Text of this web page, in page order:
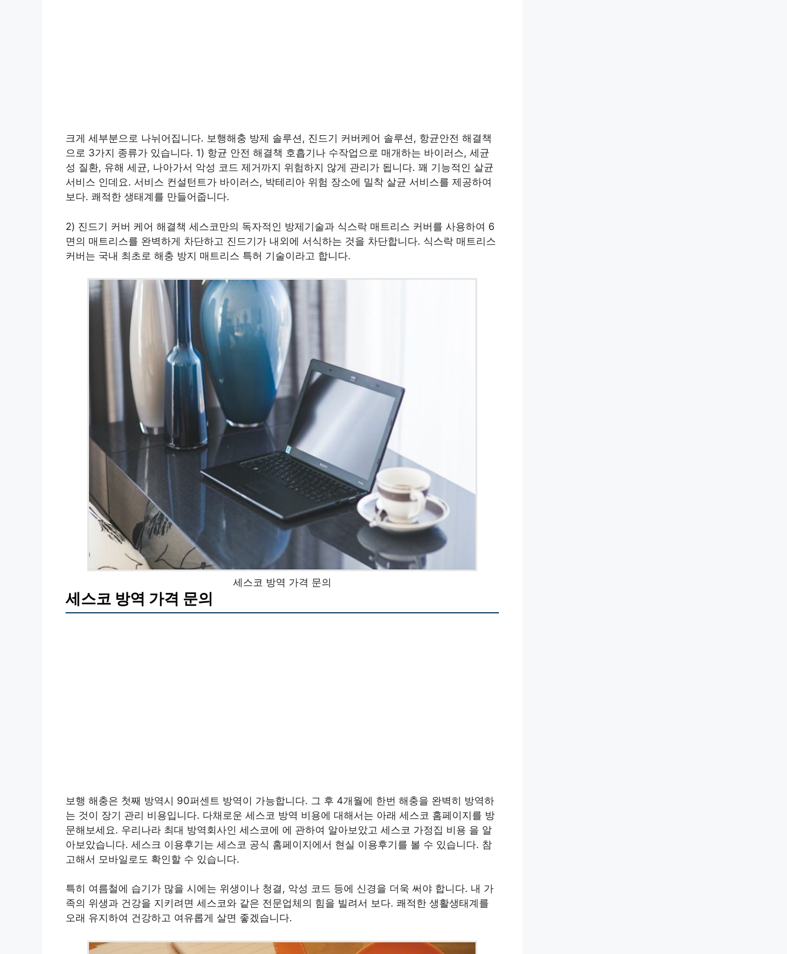
크게 세부분으로 나뉘어집니다. 보행해충 방제 솔루션, 진드기 커버케어 솔루션, 항균안전 해결책
으로 3가지 종류가 있습니다. 1) 항균 안전 해결책 호흡기나 수작업으로 매개하는 바이러스, 세균
성 질환, 유해 세균, 나아가서 악성 코드 제거까지 위험하지 않게 관리가 됩니다. 꽤 기능적인 살균
서비스 인데요. 서비스 컨설턴트가 바이러스, 박테리아 위험 장소에 밀착 살균 서비스를 제공하여
보다. 쾌적한 생태계를 만들어줍니다.
2) 진드기 커버 케어 해결책 세스코만의 독자적인 방제기술과 식스락 매트리스 커버를 사용하여 6
면의 매트리스를 완벽하게 차단하고 진드기가 내외에 서식하는 것을 차단합니다. 식스락 매트리스
커버는 국내 최초로 해충 방지 매트리스 특허 기술이라고 합니다.
세스코 방역 가격 문의
세스코 방역 가격 문의
보행 해충은 첫째 방역시 90퍼센트 방역이 가능합니다. 그 후 4개월에 한번 해충을 완벽히 방역하
는 것이 장기 관리 비용입니다. 다채로운 세스코 방역 비용에 대해서는 아래 세스코 홈페이지를 방
문해보세요. 우리나라 최대 방역회사인 세스코에 에 관하여 알아보았고 세스코 가정집 비용 을 알
아보았습니다. 세스크 이용후기는 세스코 공식 홈페이지에서 현실 이용후기를 볼 수 있습니다. 참
고해서 모바일로도 확인할 수 있습니다.
특히 여름철에 습기가 많을 시에는 위생이나 청결, 악성 코드 등에 신경을 더욱 써야 합니다. 내 가
족의 위생과 건강을 지키려면 세스코와 같은 전문업체의 힘을 빌려서 보다. 쾌적한 생활생태계를
오래 유지하여 건강하고 여유롭게 살면 좋겠습니다.